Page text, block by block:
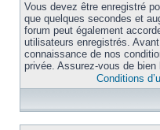
Vous devez être enregistré
que quelques secondes et
forum peut également
utilisateurs enregistrés.
connaissance de nos
privée. Assurez-vous de
Conditions